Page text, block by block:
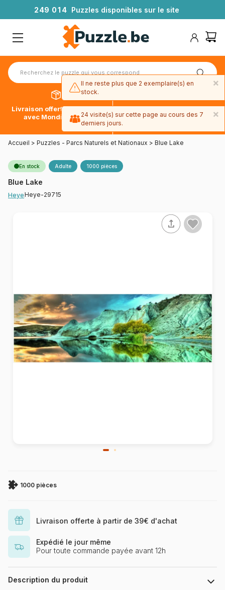
249 01 4 Puzzles disponibles sur le site
Livraison offerte dès 39€*
avec Mondial Relay
Paiement en 4x sans frais
avec Paypal
Accueil > Puzzles - Parcs Naturels et Nationaux > Blue Lake
En stock Adulte 1000 pièces
Blue Lake
HeyeHeye-29715
1000 pièces
Livraison offerte à partir de 39€ d'achat
Expédié le jour même
Pour toute commande payée avant 12h
Description du produit
×
Il ne reste plus que 2 exemplaire(s) en
stock.
×
24 visite(s) sur cette page au cours des 7
derniers jours.